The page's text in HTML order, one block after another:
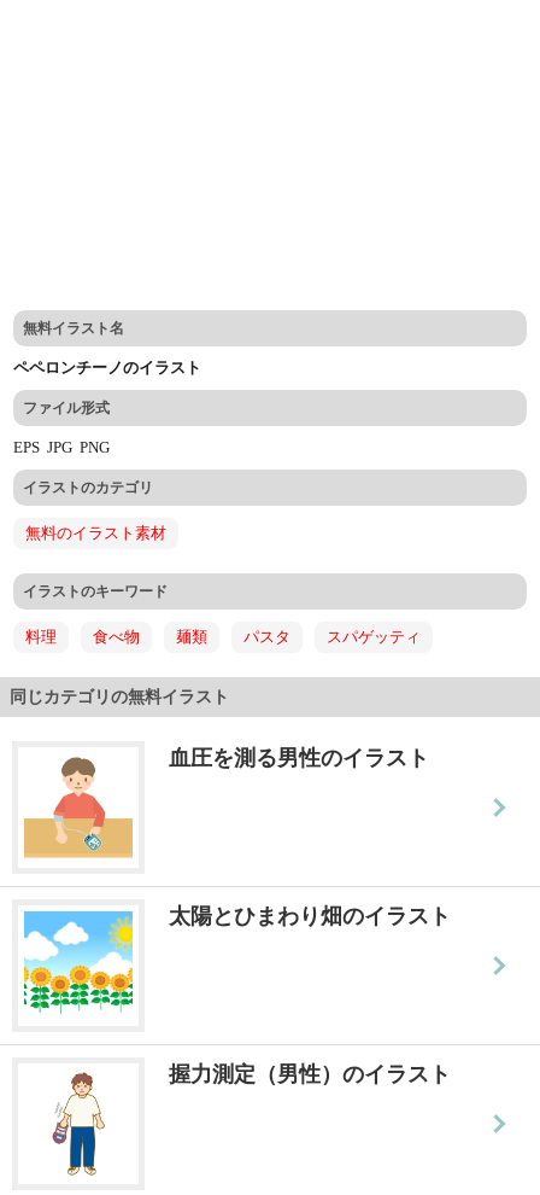
無料イラスト名
ペペロンチーノのイラスト
ファイル形式
EPSJPGPNG
イラストのカテゴリ
無料のイラスト素材
イラストのキーワード
料理 食べ物 麺類 パスタ スパゲッティ
同じカテゴリの無料イラスト
血圧を測る男性のイラスト
太陽とひまわり畑のイラスト
握力測定（男性）のイラスト